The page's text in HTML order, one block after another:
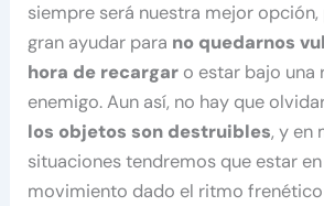
siempre será nuestra mejor
gran ayudar para no quedarnos
hora de recargar o estar bajo una
enemigo. Aun así, no hay que
los objetos son destruibles, y en
situaciones tendremos que estar
movimiento dado el ritmo frenético